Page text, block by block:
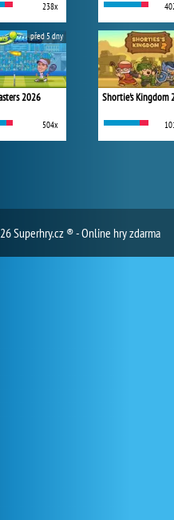
238x
2026
504x
před 5 dny
Shortie's Kingdom
Superhry.cz ® - Online hry zdarma